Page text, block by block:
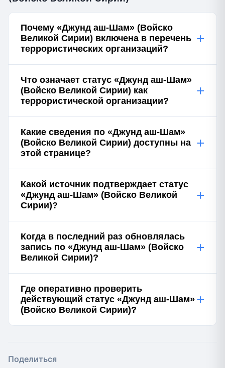
Почему «Джунд аш-Шам» (Войско
Великой Сирии) включена в перечень
террористических организаций?
+
Что означает статус «Джунд аш-Шам»
(Войско Великой Сирии) как
террористической организации?
+
Какие сведения по «Джунд аш-Шам»
(Войско Великой Сирии) доступны на
этой странице?
+
Какой источник подтверждает статус
«Джунд аш-Шам» (Войско Великой
Сирии)?
+
Когда в последний раз обновлялась
запись по «Джунд аш-Шам» (Войско
Великой Сирии)?
+
Где оперативно проверить
действующий статус «Джунд аш-Шам»
(Войско Великой Сирии)?
+
Поделиться